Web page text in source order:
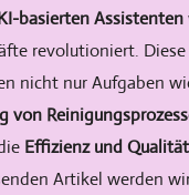
basierten Assistenten
revolutioniert.
nicht nur Aufgaben
von
Effizienz und
Artikel werden